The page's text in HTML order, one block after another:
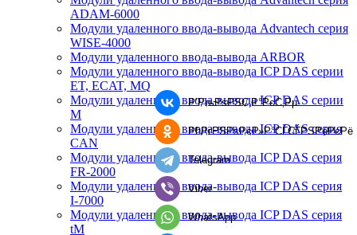
ADAM-6000
Модули удаленного ввода-вывода Advantech серия
WISE-4000
Модули удаленного ввода-вывода ARBOR
Модули удаленного ввода-вывода ICP DAS серии
ET, ECAT, MQ
Модули удаленного ввода-вывода ICP DAS серии
M
Модули удаленного ввода-вывода ICP DAS серия
CAN
Модули удаленного ввода-вывода ICP DAS серия
FR-2000
Модули удаленного ввода-вывода ICP DAS серия
I-7000
Модули удаленного ввода-вывода ICP DAS серия
tM
Р’РљРѕРЅС‚Р°РєС‚Рµ
РћРґРЅРѕРєР»Р°СЃСЃРЅРёРєРё
Telegram
Viber
WhatsApp